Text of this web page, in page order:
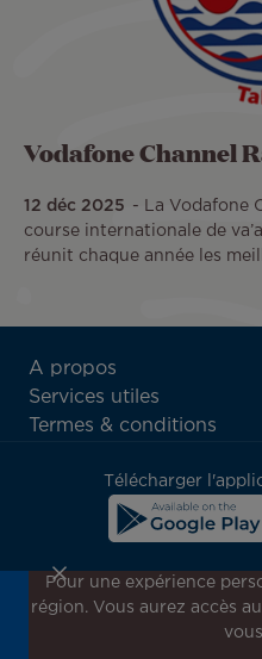
Vodafone Channel
12 déc 2025
La Vodafone
course internationale de
réunit chaque année les
ATN:
Footer
menu
A propos
Services utiles
Termes & conditions
Télécharger
Inscrivez-vous à notre
Recevez en avant-
Pour une expérience
région. Vous aurez accès